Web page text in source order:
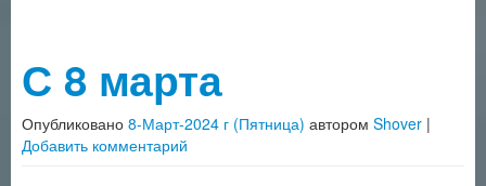
С 8 марта
Опубликовано 8-Март-2024 г (Пятница) автором Shover |
Добавить комментарий